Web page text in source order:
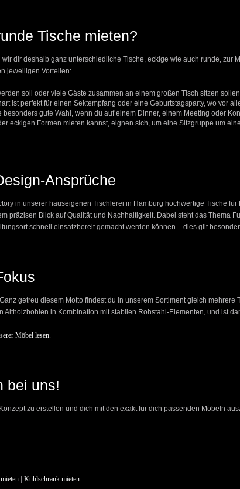
Tische mieten?
dir deshalb ganz unterschiedliche Tische, eckige wie auch runde, zur
jeweiligen Vorteilen:
soll oder viele Gäste zusammen an einem großen Tisch sitzen
ist perfekt für einen Sektempfang oder eine Geburtstagsparty, wo vor
gute Wahl, wenn du auf einem Dinner, einem Meeting oder
eckigen Formen mieten kannst, eignen sich, um eine Sitzgruppe um
Ansprüche
in unserer hauseigenen Tischlerei in Hamburg hochwertige Tische
präzisen Blick auf Qualität und Nachhaltigkeit. Dabei steht das Thema
schnell einsatzbereit gemacht werden können – dies gilt
getreu diesem Motto findest du in unserem Sortiment gleich
Altholzbohlen in Kombination mit stabilen Rohstahl-Elementen, und ist
Möbel lesen.
bei uns!
zu erstellen und dich mit den exakt für dich passenden Möbeln
Kühlschrank mieten